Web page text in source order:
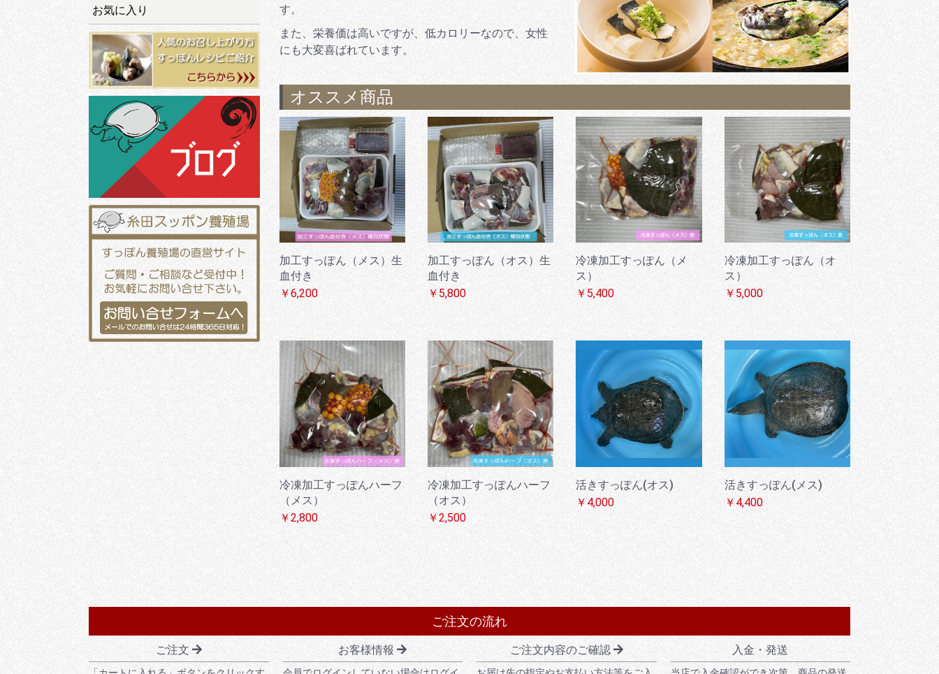
お気に入り
す。
また、栄養価は高いですが、低カロリーなので、女性
にも大変喜ばれています。
オススメ商品
加工すっぽん（メス）生
血付き
￥6,200
加工すっぽん（オス）生
血付き
￥5,800
冷凍加工すっぽん（メ
ス）
￥5,400
冷凍加工すっぽん（オ
ス）
￥5,000
冷凍加工すっぽんハーフ
（メス）
￥2,800
冷凍加工すっぽんハーフ
（オス）
￥2,500
活きすっぽん(オス)
￥4,000
活きすっぽん(メス)
￥4,400
ご注文の流れ
ご注文 お客様情報 ご注文内容のご確認 入金・発送